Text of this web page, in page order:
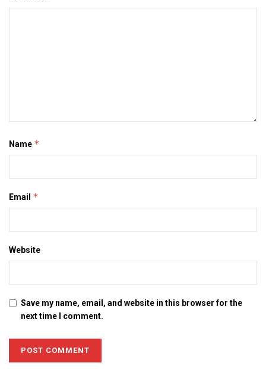
Name *
Email *
Website
Save my name, email, and website in this browser for the
next time I comment.